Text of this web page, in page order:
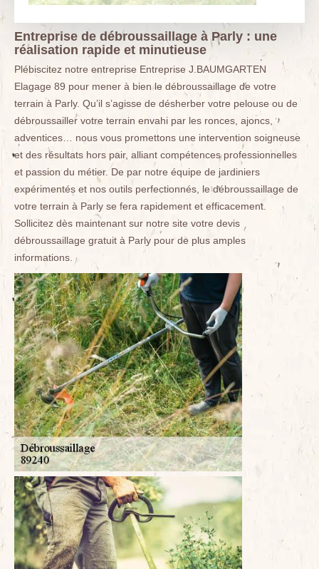
Entreprise de débroussaillage à Parly : une
réalisation rapide et minutieuse
Plébiscitez notre entreprise Entreprise J.BAUMGARTEN
Elagage 89 pour mener à bien le débroussaillage de votre
terrain à Parly. Qu’il s’agisse de désherber votre pelouse ou de
débroussailler votre terrain envahi par les ronces, ajoncs,
adventices… nous vous promettons une intervention soigneuse
et des résultats hors pair, alliant compétences professionnelles
et passion du métier. De par notre équipe de jardiniers
expérimentés et nos outils perfectionnés, le débroussaillage de
votre terrain à Parly se fera rapidement et efficacement.
Sollicitez dès maintenant sur notre site votre devis
débroussaillage gratuit à Parly pour de plus amples
informations.